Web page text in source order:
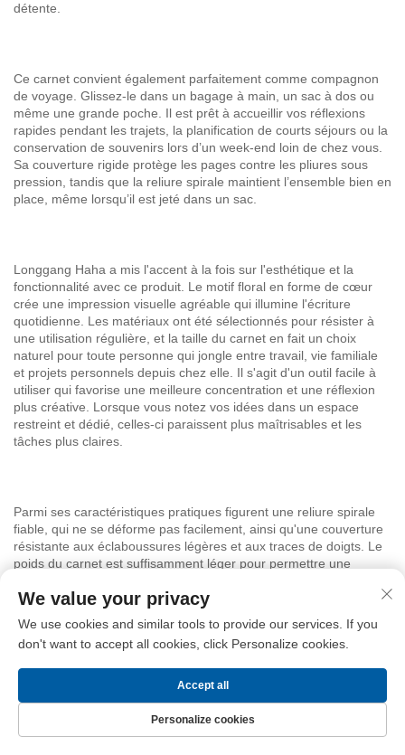
détente.
Ce carnet convient également parfaitement comme compagnon
de voyage. Glissez-le dans un bagage à main, un sac à dos ou
même une grande poche. Il est prêt à accueillir vos réflexions
rapides pendant les trajets, la planification de courts séjours ou la
conservation de souvenirs lors d’un week-end loin de chez vous.
Sa couverture rigide protège les pages contre les pliures sous
pression, tandis que la reliure spirale maintient l’ensemble bien en
place, même lorsqu’il est jeté dans un sac.
Longgang Haha a mis l'accent à la fois sur l'esthétique et la
fonctionnalité avec ce produit. Le motif floral en forme de cœur
crée une impression visuelle agréable qui illumine l'écriture
quotidienne. Les matériaux ont été sélectionnés pour résister à
une utilisation régulière, et la taille du carnet en fait un choix
naturel pour toute personne qui jongle entre travail, vie familiale
et projets personnels depuis chez elle. Il s'agit d'un outil facile à
utiliser qui favorise une meilleure concentration et une réflexion
plus créative. Lorsque vous notez vos idées dans un espace
restreint et dédié, celles-ci paraissent plus maîtrisables et les
tâches plus claires.
Parmi ses caractéristiques pratiques figurent une reliure spirale
fiable, qui ne se déforme pas facilement, ainsi qu'une couverture
résistante aux éclaboussures légères et aux traces de doigts. Le
poids du carnet est suffisamment léger pour permettre une
procurer une sensation de solidité en main. Le papier est
bille aux feutres fins, voire même à de légères touches
d'aquarelle pour les utilisateurs soucieux de l'aspect créatif. Il
n'est pas encombrant, ce qui lui permet de s'intégrer
discrètement dans les routines quotidiennes sans devenir une
contrainte.
We value your privacy
We use cookies and similar tools to provide our services. If you
don't want to accept all cookies, click Personalize cookies.
Personalize cookies
Accept all